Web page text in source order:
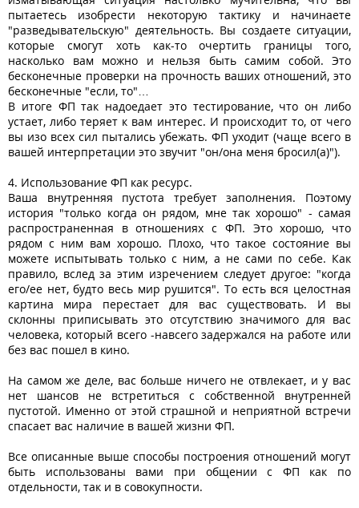
пытаетесь изобрести некоторую тактику и начинаете
"разведывательскую" деятельность. Вы создаете ситуации,
которые смогут хоть как-то очертить границы того,
насколько вам можно и нельзя быть самим собой. Это
бесконечные проверки на прочность ваших отношений, это
бесконечные "если, то"…
В итоге ФП так надоедает это тестирование, что он либо
устает, либо теряет к вам интерес. И происходит то, от чего
вы изо всех сил пытались убежать. ФП уходит (чаще всего в
вашей интерпретации это звучит "он/она меня бросил(а)").
4. Использование ФП как ресурс.
Ваша внутренняя пустота требует заполнения. Поэтому
история "только когда он рядом, мне так хорошо" - самая
распространенная в отношениях с ФП. Это хорошо, что
рядом с ним вам хорошо. Плохо, что такое состояние вы
можете испытывать только с ним, а не сами по себе. Как
правило, вслед за этим изречением следует другое: "когда
его/ее нет, будто весь мир рушится". То есть вся целостная
картина мира перестает для вас существовать. И вы
склонны приписывать это отсутствию значимого для вас
человека, который всего -навсего задержался на работе или
без вас пошел в кино.
На самом же деле, вас больше ничего не отвлекает, и у вас
нет шансов не встретиться с собственной внутренней
пустотой. Именно от этой страшной и неприятной встречи
спасает вас наличие в вашей жизни ФП.
Все описанные выше способы построения отношений могут
быть использованы вами при общении с ФП как по
отдельности, так и в совокупности.